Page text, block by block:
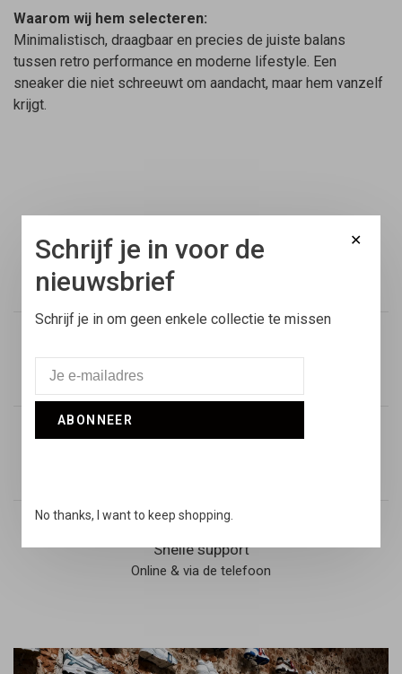
Waarom wij hem selecteren:
Minimalistisch, draagbaar en precies de juiste balans
tussen retro performance en moderne lifestyle. Een
sneaker die niet schreeuwt om aandacht, maar hem vanzelf
krijgt.
Gratis verzending
Binnen Nederland vanaf €100,-
Voor 17:00 besteld
Snelle support
Online & via de telefoon
✕
Schrijf je in voor de
nieuwsbrief
Schrijf je in om geen enkele collectie te missen
ABONNEER
No thanks, I want to keep shopping.